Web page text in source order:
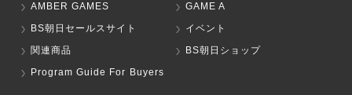
AMBER GAMES
GAME A
BS朝日セールスサイト
イベント
関連商品
BS朝日ショップ
Program Guide For Buyers